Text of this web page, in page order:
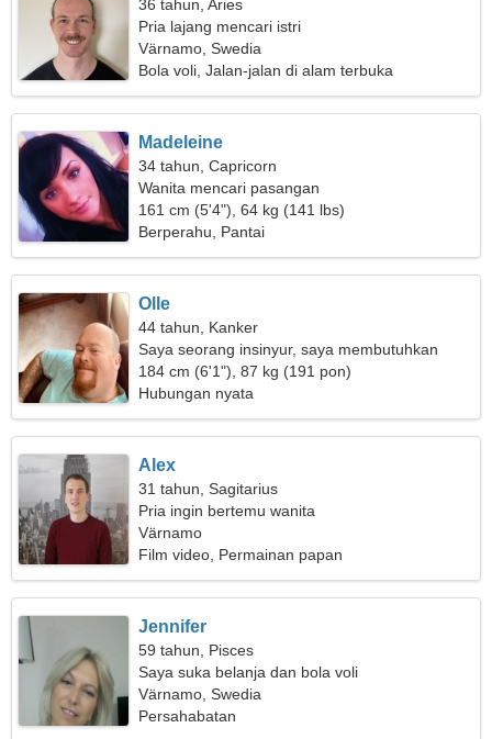
36 tahun, Aries
Pria lajang mencari istri
Värnamo, Swedia
Bola voli, Jalan-jalan di alam terbuka
Madeleine
34 tahun, Capricorn
Wanita mencari pasangan
161 cm (5'4"), 64 kg (141 lbs)
Berperahu, Pantai
Olle
44 tahun, Kanker
Saya seorang insinyur, saya membutuhkan
wanita yang ceria
184 cm (6'1"), 87 kg (191 pon)
Hubungan nyata
Alex
31 tahun, Sagitarius
Pria ingin bertemu wanita
Värnamo
Film video, Permainan papan
Jennifer
59 tahun, Pisces
Saya suka belanja dan bola voli
Värnamo, Swedia
Persahabatan